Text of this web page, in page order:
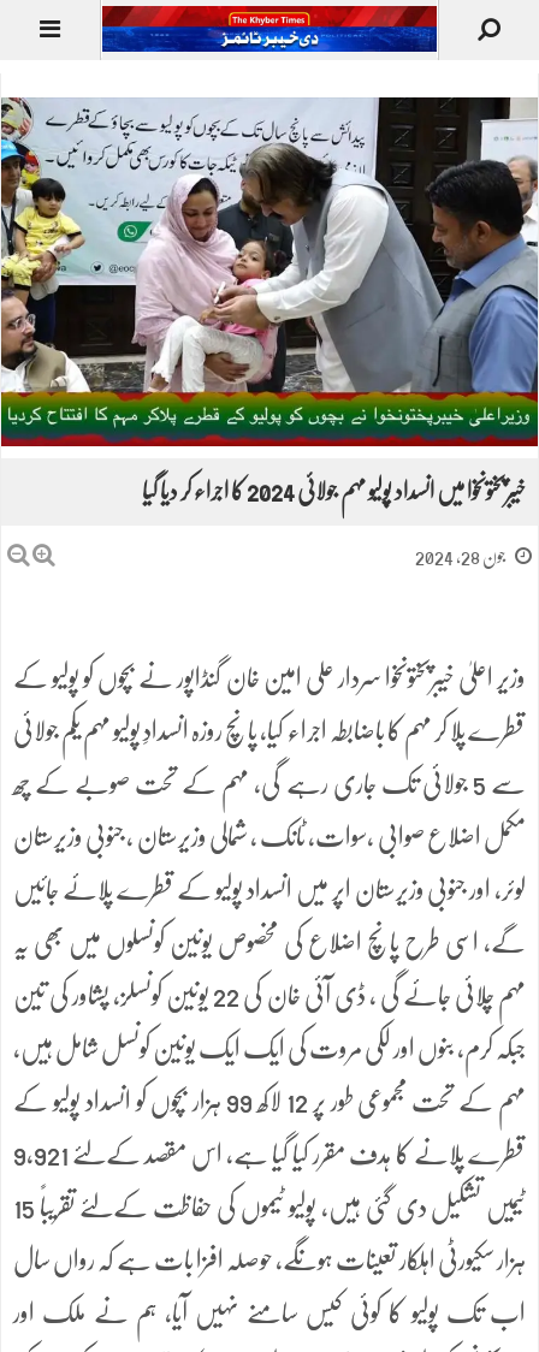
خیبرپختونخوا میں انسداد پولیو مہم جولائی 2024 کا اجراء کر دیا گیا
جون 28, 2024
وزیر اعلیٰ خیبرپختونخوا سردار علی امین خان گنڈاپور نے بچوں کو پولیو کے
قطرے پلا کر مہم کا باضابطہ اجراء کیا، پانچ روزہ انسدادِ پولیو مہم یکم جولائی
سے 5 جولائی تک جاری رہے گی، مہم کے تحت صوبے کے چھ
مکمل اضلاع صوابی ،سوات، ٹانک ، شمالی وزیرستان ، جنوبی وزیرستان
لوئر، اور جنوبی وزیرستان اپر میں انسداد پولیو کے قطرے پلائے جائیں
گے، اسی طرح پانچ اضلاع کی مخصوص یونین کونسلوں میں بھی یہ
مہم چلائی جائے گی ، ڈی آئی خان کی 22 یونین کونسلز، پشاور کی تین
جبکہ کرم، بنوں اور لکی مروت کی ایک ایک یونین کونسل شامل ہیں،
مہم کے تحت مجموعی طور پر 12 لاکھ 99 ہزار بچوں کو انسداد پولیو کے
قطرے پلانے کا ہدف مقرر کیا گیا ہے، اس مقصد کےلئے 9,921
ٹیمیں تشکیل دی گئی ہیں، پولیو ٹیموں کی حفاظت کےلئے تقریباً 15
ہزار سکیورٹی اہلکار تعینات ہونگے، حوصلہ افزا بات ہے کہ رواں سال
اب تک پولیو کا کوئی کیس سامنے نہیں آیا، ہم نے ملک اور